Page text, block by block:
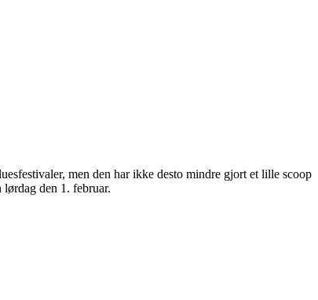
men den har ikke desto mindre gjort et lille scoop
den 1. februar.